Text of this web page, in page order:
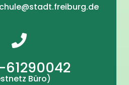
61290042
Büro)